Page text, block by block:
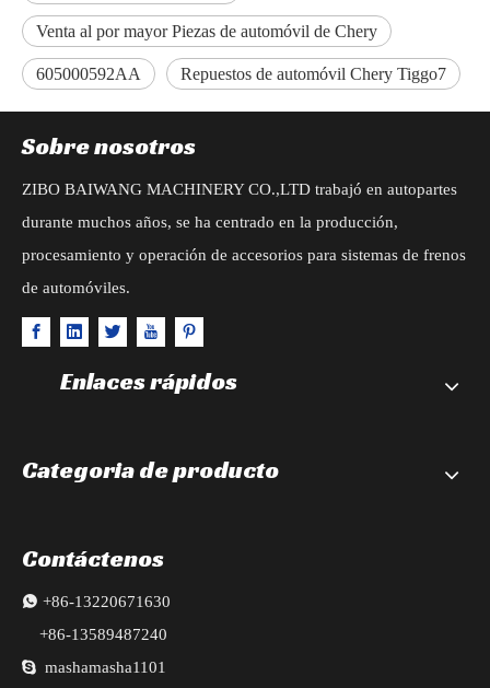
Venta al por mayor Piezas de automóvil de Chery
605000592AA Repuestos de automóvil Chery Tiggo7
Sobre nosotros
ZIBO BAIWANG MACHINERY CO.,LTD trabajó en autopartes
durante muchos años, se ha centrado en la producción,
procesamiento y operación de accesorios para sistemas de frenos
de automóviles.
Enlaces rápidos
Categoria de producto
Contáctenos
 +86-13220671630
+86-13589487240
 mashamasha1101